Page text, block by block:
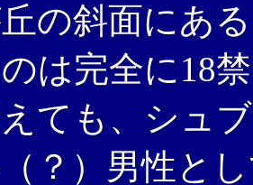
の斜面にあ
は完全に18
ても、シュ
？）男性と